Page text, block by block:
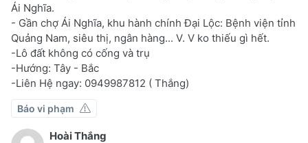
Ái Nghĩa.
- Gần chợ Ái Nghĩa, khu hành chính Đại Lộc: Bệnh viện tỉnh
Quảng Nam, siêu thị, ngân hàng... V. V ko thiếu gì hết.
-Lô đất không có cống và trụ
-Hướng: Tây - Bắc
-Liên Hệ ngay: 0949987812 ( Thắng)
Báo vi phạm
Hoài Thắng